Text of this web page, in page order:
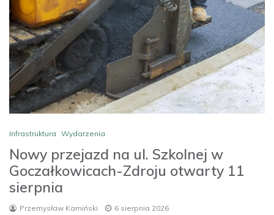
Infrastruktura Wydarzenia
Nowy przejazd na ul. Szkolnej w
Goczałkowicach-Zdroju otwarty 11
sierpnia
Przemysław Kamiński 6 sierpnia 2026